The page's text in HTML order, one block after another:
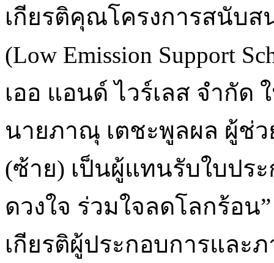
เกียรติคุณโครงการสนับ
(Low Emission Support
เออ แอนด์ ไวร์เลส จำกัด
นายภาณุ เตชะพูลผล ผู้ช่
(ซ้าย) เป็นผู้แทนรับใบปร
ดวงใจ ร่วมใจลดโลกร้อน
เกียรติผู้ประกอบการและ